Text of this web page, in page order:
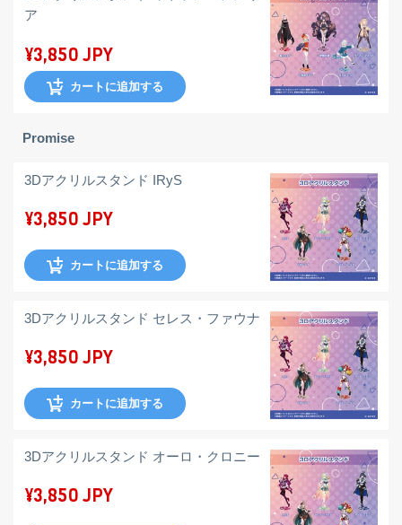
ア
¥3,850 JPY
カートに追加する
Promise
3Dアクリルスタンド IRyS
¥3,850 JPY
カートに追加する
3Dアクリルスタンド セレス・ファウナ
¥3,850 JPY
カートに追加する
3Dアクリルスタンド オーロ・クロニー
¥3,850 JPY